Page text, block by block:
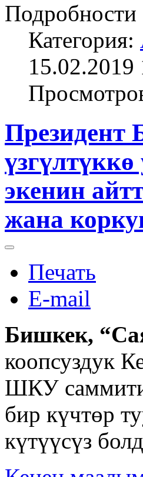
Подробности
Категория:
15.02.2019
Президент
экенин
жана
Печать
E-mail
Бишкек,
коопсуздук
ШКУ
бир күчтөр
күтүүсүз